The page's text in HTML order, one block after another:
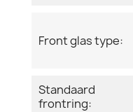
Front glas type:
Standaard
frontring: